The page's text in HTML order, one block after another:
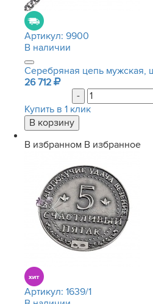
Артикул: 9900
В наличии
Серебряная цепь мужская,
26 712
-
Купить в 1 клик
В избранном В избранное
Артикул: 1639/1